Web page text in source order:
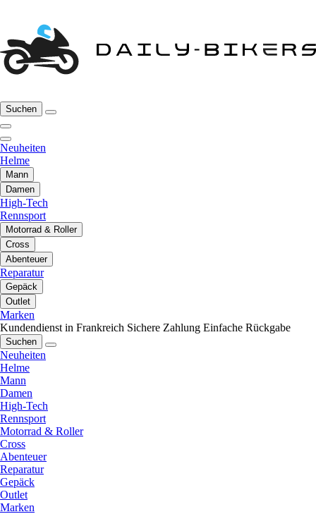
Suchen
Neuheiten
Helme
Mann
Damen
High-Tech
Rennsport
Motorrad & Roller
Cross
Abenteuer
Reparatur
Gepäck
Outlet
Marken
Kundendienst in Frankreich Sichere Zahlung Einfache Rückgabe
Suchen
Neuheiten
Helme
Mann
Damen
High-Tech
Rennsport
Motorrad & Roller
Cross
Abenteuer
Reparatur
Gepäck
Outlet
Marken